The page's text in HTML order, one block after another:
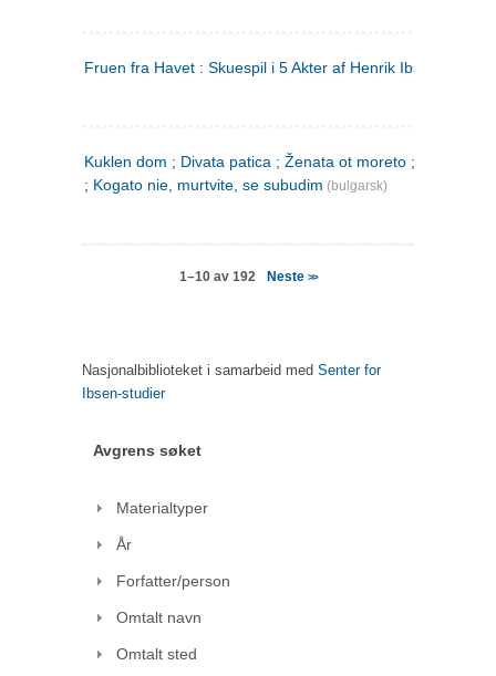
Fruen fra Havet : Skuespil i 5 Akter af Henrik Ibsen
Kuklen dom ; Divata patica ; Ženata ot moreto ; Malkijat
; Kogato nie, murtvite, se subudim (bulgarsk)
1–10 av 192 Neste >>
Nasjonalbiblioteket i samarbeid med Senter for
Ibsen-studier
Avgrens søket
Materialtyper
År
Forfatter/person
Omtalt navn
Omtalt sted